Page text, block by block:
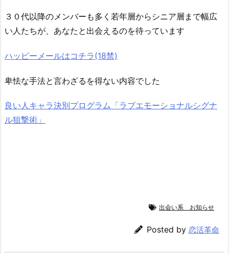
３０代以降のメンバーも多く若年層からシニア層まで幅広
い人たちが、あなたと出会えるのを待っています
ハッピーメールはコチラ(18禁)
卑怯な手法と言わざるを得ない内容でした
良い人キャラ決別プログラム「ラブエモーショナルシグナ
ル狙撃術」
出会い系 お知らせ
Posted by 恋活革命